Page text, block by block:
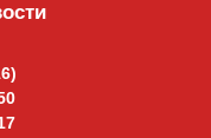
свяжутся с вами